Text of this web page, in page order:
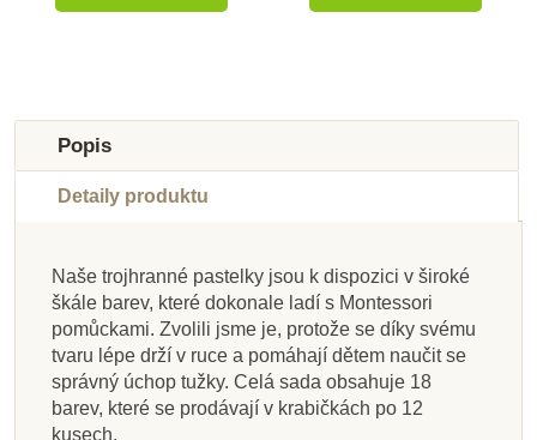
Skladem u
dodavatele
Nienhuis - Fonetická
slova - 85 kusů
Skladem u
dodavatele
Nienhuis - PUZZLE
WORDS
Skladem u
dodavatele
Nienhuis - Střední
pohyblivá abeceda
(psací červená
Skladem u
dodavatele
Nienhuis - Sada
gramatických
krabiček
Skladem
Nienhuis - Poličky
pro Kovové útvary
Skladem u
dodavatele
Nienhuis - První
knihy
Skladem u
dodavatele
Nienhuis - Větné
členy, spona, 100 ks
Skladem u
dodavatele
Nienhuis - Krabička
na gramatické
symboly
Popis
Detaily produktu
Naše trojhranné pastelky jsou k dispozici v široké
škále barev, které dokonale ladí s Montessori
pomůckami. Zvolili jsme je, protože se díky svému
tvaru lépe drží v ruce a pomáhají dětem naučit se
správný úchop tužky. Celá sada obsahuje 18
barev, které se prodávají v krabičkách po 12
kusech.